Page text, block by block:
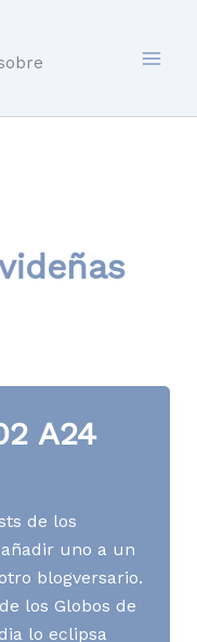
A24
de los
uno a un
blogversario.
los Globos de
lo eclipsa